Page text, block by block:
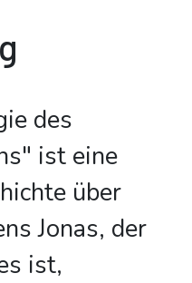
des
ist eine
über
Jonas, der
ist,